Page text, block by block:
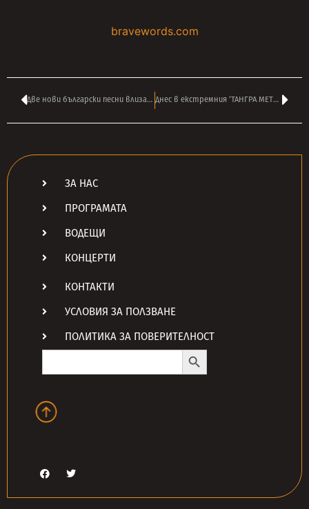
bravewords.com
Две нови български песни влизат във ВАШАТА РОК класация – гласувайте ТУК Днес в екстремния ‘ТАНГРА МЕТЪЛ ШОК’ на ВАСИЛ ВЪРБАНОВ от 14:00
ЗА НАС
ПРОГРАМАТА
ВОДЕЩИ
КОНЦЕРТИ
КОНТАКТИ
УСЛОВИЯ ЗА ПОЛЗВАНЕ
ПОЛИТИКА ЗА ПОВЕРИТЕЛНОСТ
Search
Search Button